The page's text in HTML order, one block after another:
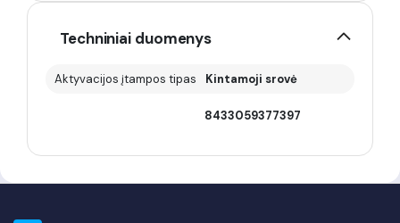
Techniniai duomenys
Aktyvacijos įtampos tipas Kintamoji srovė
8433059377397